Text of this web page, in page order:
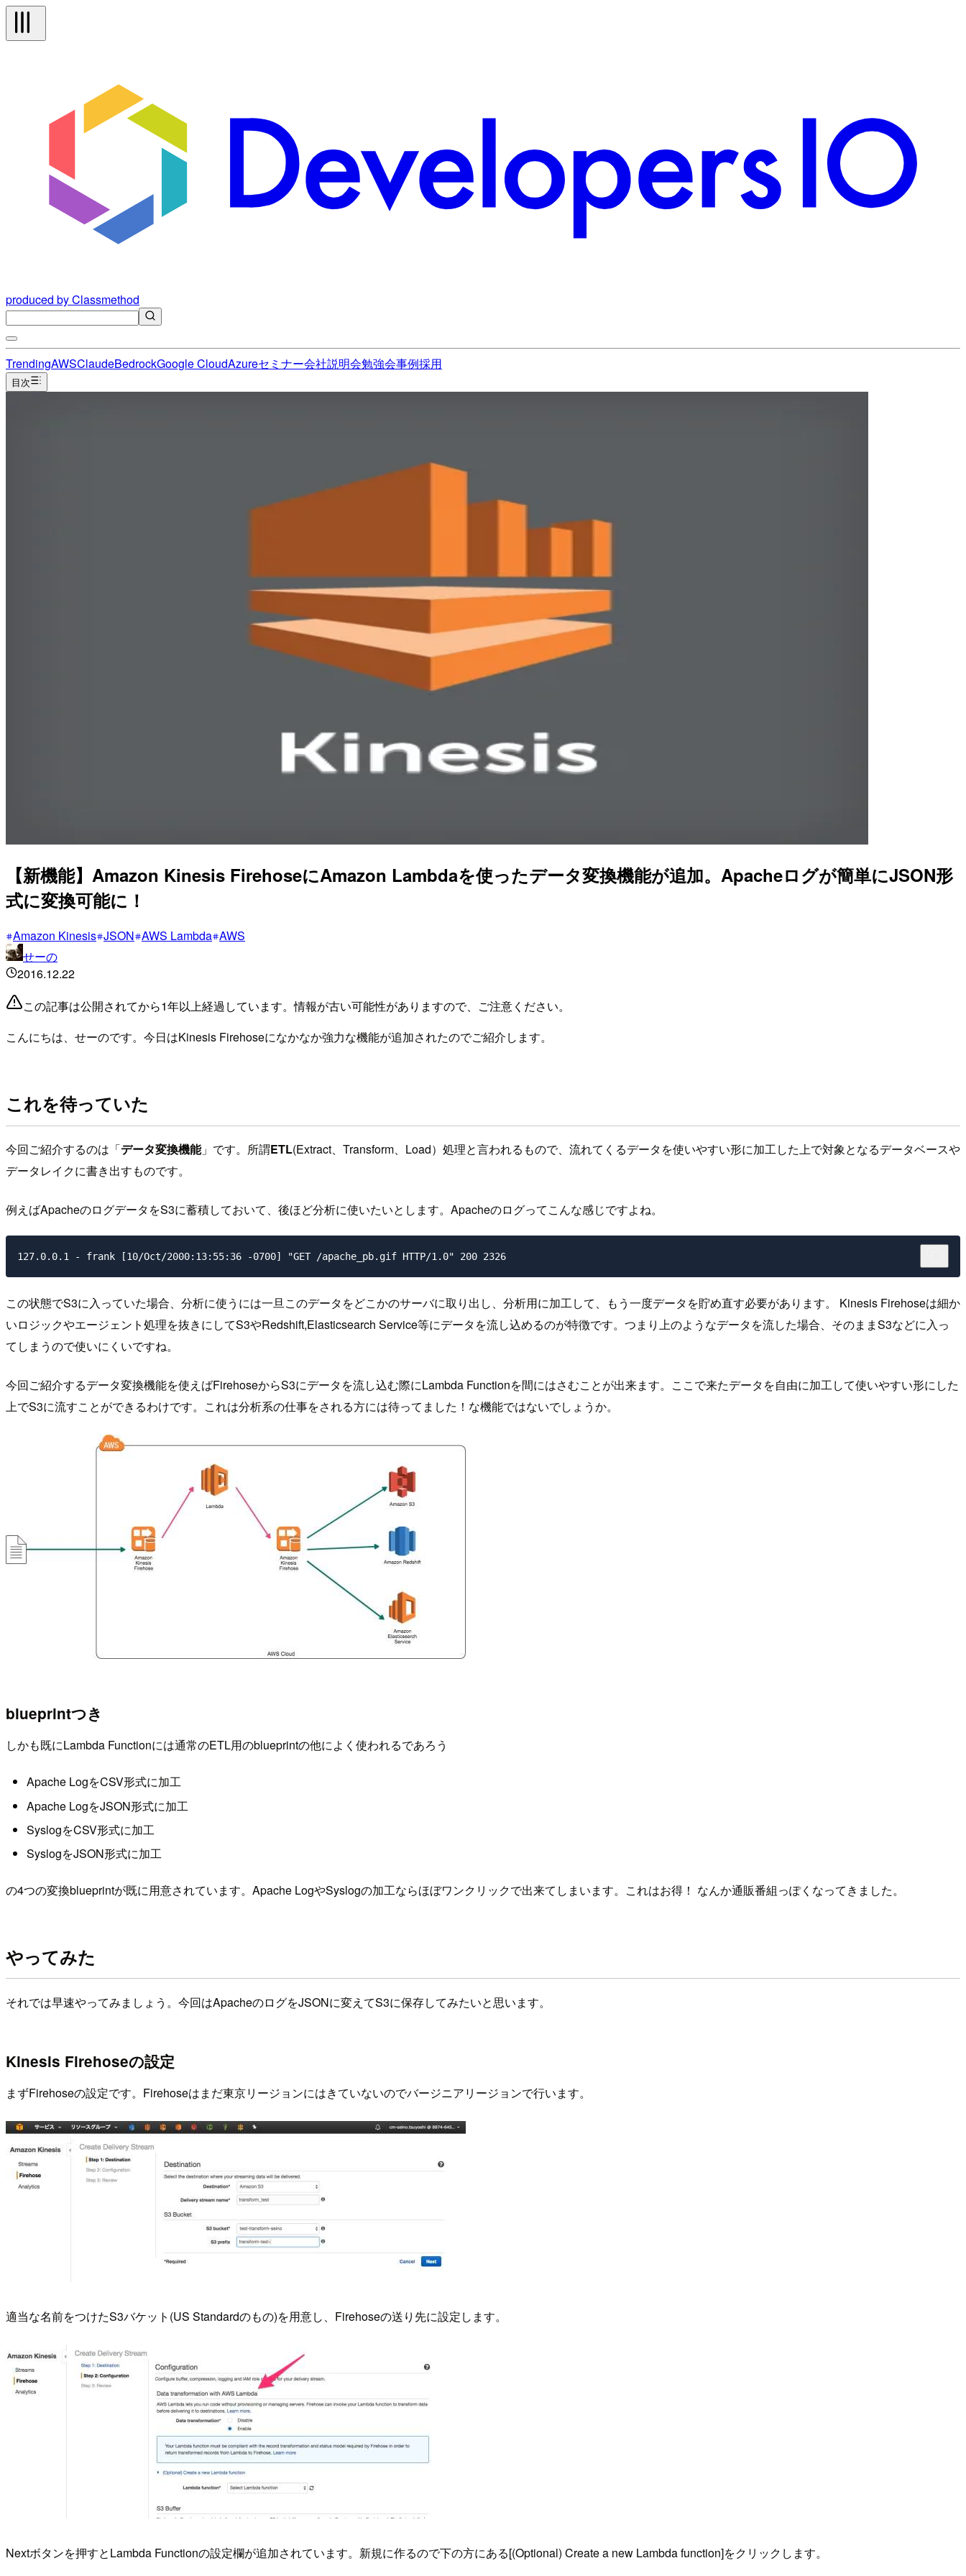
produced by Classmethod
TrendingAWSClaudeBedrockGoogle CloudAzureセミナー会社説明会勉強会事例採用
目次
【新機能】Amazon Kinesis FirehoseにAmazon Lambdaを使ったデータ変換機能が追加。Apacheログが簡単にJSON形
式に変換可能に！
Amazon Kinesis JSON AWS Lambda AWS
せーの
2016.12.22
この記事は公開されてから1年以上経過しています。情報が古い可能性がありますので、ご注意ください。
こんにちは、せーのです。今日はKinesis Firehoseになかなか強力な機能が追加されたのでご紹介します。
これを待っていた
今回ご紹介するのは「データ変換機能」です。所謂ETL(Extract、Transform、Load）処理と言われるもので、流れてくるデータを使いやすい形に加工した上で対象となるデータベースや
データレイクに書き出すものです。
例えばApacheのログデータをS3に蓄積しておいて、後ほど分析に使いたいとします。Apacheのログってこんな感じですよね。
この状態でS3に入っていた場合、分析に使うには一旦このデータをどこかのサーバに取り出し、分析用に加工して、もう一度データを貯め直す必要があります。 Kinesis Firehoseは細か
いロジックやエージェント処理を抜きにしてS3やRedshift,Elasticsearch Service等にデータを流し込めるのが特徴です。つまり上のようなデータを流した場合、そのままS3などに入っ
てしまうので使いにくいですね。
今回ご紹介するデータ変換機能を使えばFirehoseからS3にデータを流し込む際にLambda Functionを間にはさむことが出来ます。ここで来たデータを自由に加工して使いやすい形にした
上でS3に流すことができるわけです。これは分析系の仕事をされる方には待ってました！な機能ではないでしょうか。
blueprintつき
しかも既にLambda Functionには通常のETL用のblueprintの他によく使われるであろう
Apache LogをCSV形式に加工
Apache LogをJSON形式に加工
SyslogをCSV形式に加工
SyslogをJSON形式に加工
の4つの変換blueprintが既に用意されています。Apache LogやSyslogの加工ならほぼワンクリックで出来てしまいます。これはお得！ なんか通販番組っぽくなってきました。
やってみた
それでは早速やってみましょう。今回はApacheのログをJSONに変えてS3に保存してみたいと思います。
Kinesis Firehoseの設定
まずFirehoseの設定です。Firehoseはまだ東京リージョンにはきていないのでバージニアリージョンで行います。
適当な名前をつけたS3バケット(US Standardのもの)を用意し、Firehoseの送り先に設定します。
Nextボタンを押すとLambda Functionの設定欄が追加されています。新規に作るので下の方にある[(Optional) Create a new Lambda function]をクリックします。